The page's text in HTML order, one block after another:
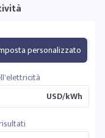
personalizzato
USD/kWh